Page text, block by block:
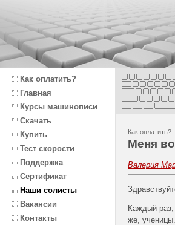
Как оплатить?
Главная
Курсы машинописи
Скачать
Купить
Тест скорости
Поддержка
Сертификат
Наши солисты
Вакансии
Контакты
Как оплатить?
Меня
Валерия
Каждый
же,